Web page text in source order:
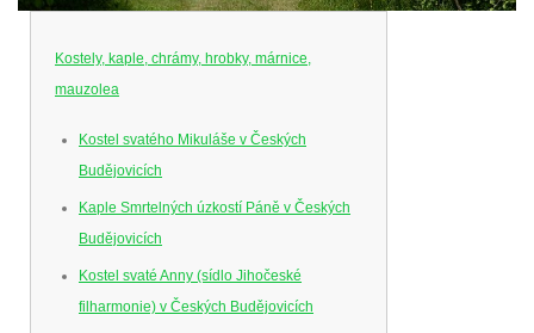
Kostely, kaple, chrámy, hrobky, márnice,
mauzolea
Kostel svatého Mikuláše v Českých
Budějovicích
Kaple Smrtelných úzkostí Páně v Českých
Budějovicích
Kostel svaté Anny (sídlo Jihočeské
filharmonie) v Českých Budějovicích